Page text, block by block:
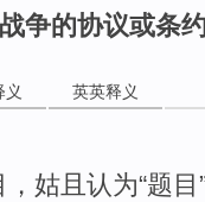
争的协议或条
义 英英释义
姑且认为“题